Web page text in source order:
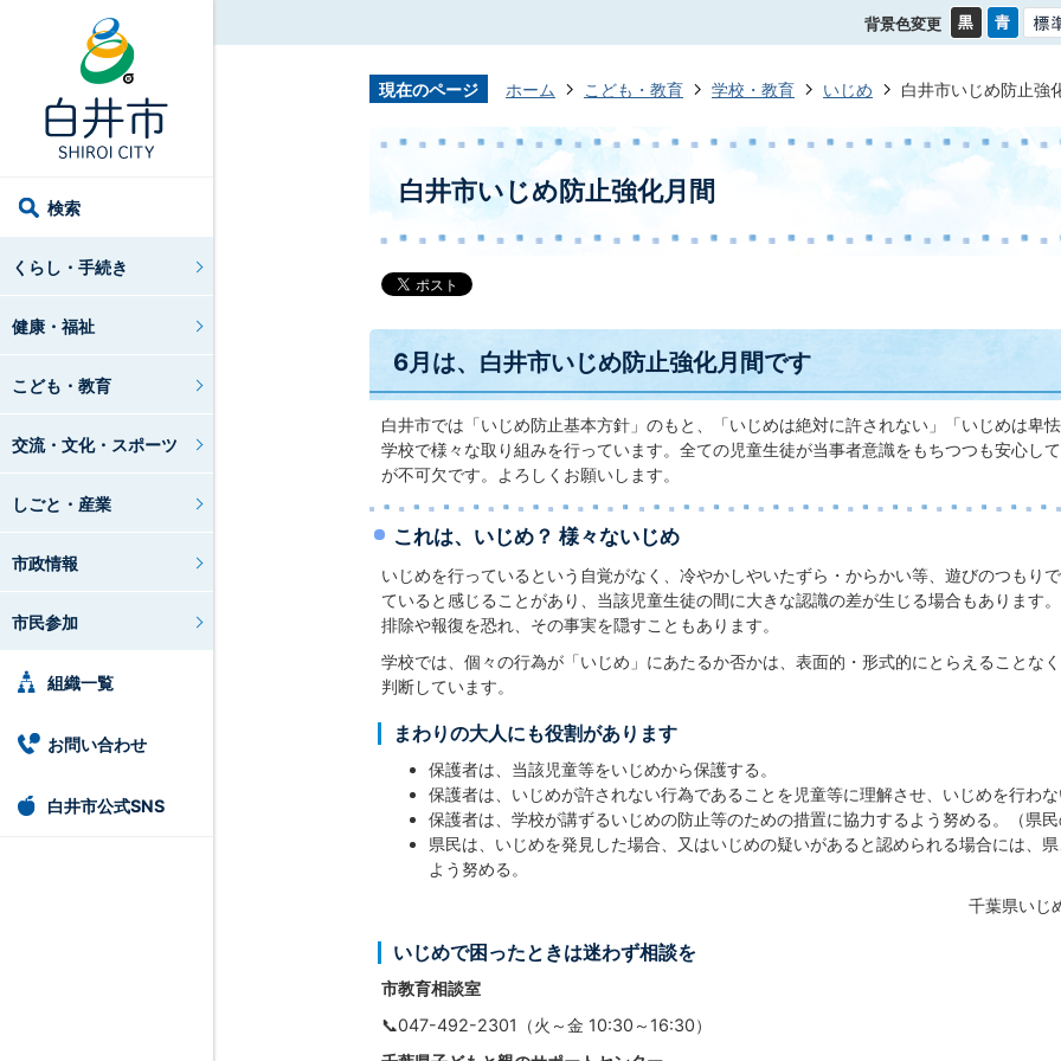
検索
くらし・手続き
健康・福祉
こども・教育
交流・文化・スポーツ
しごと・産業
市政情報
市民参加
組織一覧
お問い合わせ
白井市公式SNS
背景色変更
現在のページ ホーム こども・教育 学校・教育 いじめ 白井市いじめ防止強
白井市いじめ防止強化月間
6月は、白井市いじめ防止強化月間です
白井市では「いじめ防止基本方針」のもと、「いじめは絶対に許されない」「いじめは卑
学校で様々な取り組みを行っています。全ての児童生徒が当事者意識をもちつつも安心し
が不可欠です。よろしくお願いします。
これは、いじめ？ 様々ないじめ
いじめを行っているという自覚がなく、冷やかしやいたずら・からかい等、遊びのつもり
ていると感じることがあり、当該児童生徒の間に大きな認識の差が生じる場合もあります
排除や報復を恐れ、その事実を隠すこともあります。
学校では、個々の行為が「いじめ」にあたるか否かは、表面的・形式的にとらえることな
判断しています。
まわりの大人にも役割があります
保護者は、当該児童等をいじめから保護する。
保護者は、いじめが許されない行為であることを児童等に理解させ、いじめを行わ
保護者は、学校が講ずるいじめの防止等のための措置に協力するよう努める。（県
県民は、いじめを発見した場合、又はいじめの疑いがあると認められる場合には、
よう努める。
千葉県いじ
いじめで困ったときは迷わず相談を
市教育相談室
📞047-492-2301（火～金 10:30～16:30）